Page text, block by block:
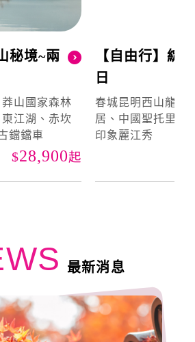
秘境~兩
山國家森林
江湖、赤坎
鐺鐺車
28,900起
【自由行】綻
日
春城昆明西山龍門
居、中國聖托里尼
印象麗江秀
最新消息